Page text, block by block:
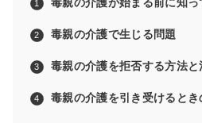
毒親の介護で生じる問題
毒親の介護を拒否する方法と
毒親の介護を引き受けるとき